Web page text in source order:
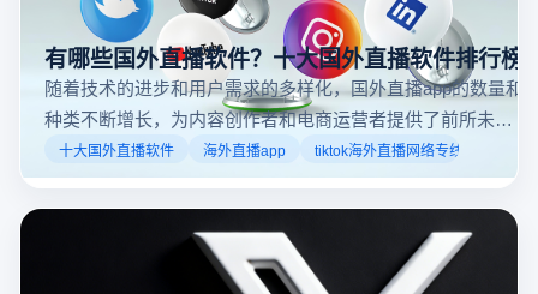
有哪些国外直播软件？十大国外直播软件排行榜
随着技术的进步和用户需求的多样化，国外直播app的数量和
种类不断增长，为内容创作者和电商运营者提供了前所未有
的机遇。如果你是一个跨境电商从业者，想要了解2025年十
大国外直播软件排行榜，那么你来对地方了！接下来跟着云
登多开浏览器一起来了解海外直播平台哪些最受欢迎。
十大国外直播软件 海外直播app tiktok海外直播网络专线